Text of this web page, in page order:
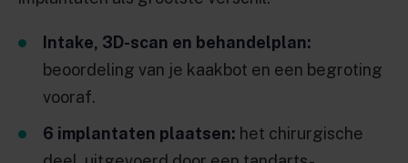
Intake, 3D-scan en behandelplan:
beoordeling van je kaakbot en een begroting
vooraf.
6 implantaten plaatsen: het chirurgische